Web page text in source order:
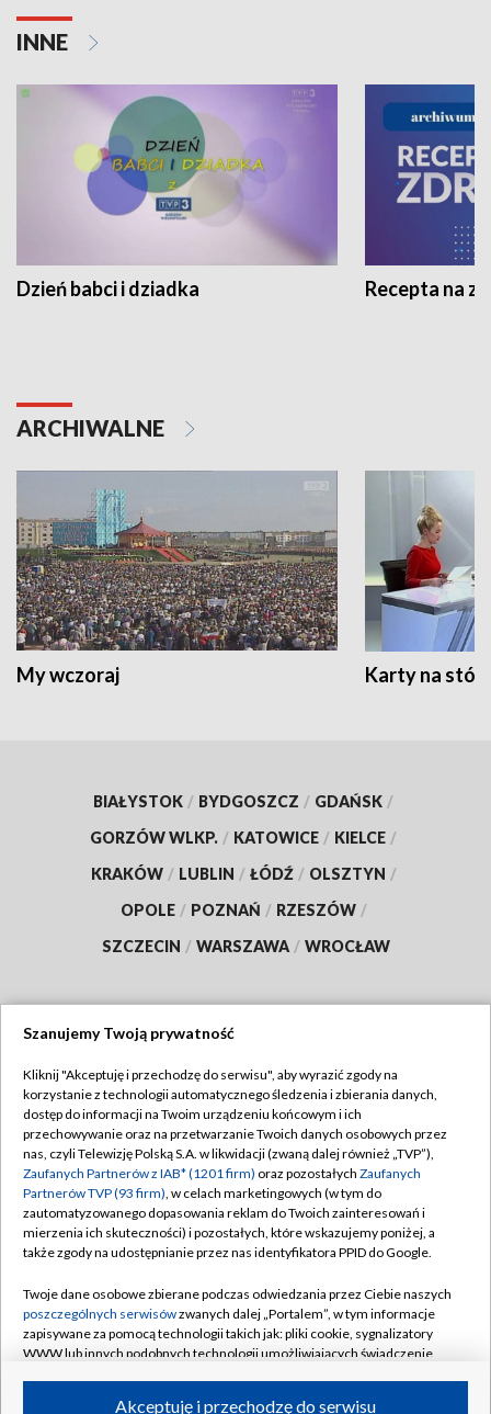
INNE
Dzień babci i dziadka Recepta na
ARCHIWALNE
My wczoraj Karty na
BIAŁYSTOK / BYDGOSZCZ / GDAŃSK /
GORZÓW WLKP. / KATOWICE / KIELCE /
KRAKÓW / LUBLIN / ŁÓDŹ / OLSZTYN /
OPOLE / POZNAŃ / RZESZÓW /
SZCZECIN / WARSZAWA / WROCŁAW
TVP
Abonament TVP
Emisja w TVP
Centrum informacji TVP
Naziemna Telewizja Cyfrowa
Rada Programowa
System NOS
Informacje o nadawcy
Regulamin TVP
Polityka prywatności
Moje zgody
Pomoc
Kontakt
Kanały
Szanujemy Twoją prywatność
Kliknij "Akceptuję i przechodzę do serwisu", aby wyrazić zgody na
korzystanie z technologii automatycznego śledzenia i zbierania danych,
dostęp do informacji na Twoim urządzeniu końcowym i ich
przechowywanie oraz na przetwarzanie Twoich danych osobowych przez
nas, czyli Telewizję Polską S.A. w likwidacji (zwaną dalej również „TVP”),
Zaufanych Partnerów z IAB* (1201 firm) oraz pozostałych Zaufanych
Partnerów TVP (93 firm), w celach marketingowych (w tym do
zautomatyzowanego dopasowania reklam do Twoich zainteresowań i
mierzenia ich skuteczności) i pozostałych, które wskazujemy poniżej, a
także zgody na udostępnianie przez nas identyfikatora PPID do Google.
Twoje dane osobowe zbierane podczas odwiedzania przez Ciebie naszych
poszczególnych serwisówzwanych dalej „Portalem”, w tym informacje
zapisywane za pomocą technologii takich jak: pliki cookie, sygnalizatory
WWW lub innych podobnych technologii umożliwiających świadczenie
Akceptuję i przechodzę do serwisu